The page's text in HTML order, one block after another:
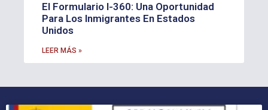
El Formulario I-360: Una Oportunidad
Para Los Inmigrantes En Estados
Unidos
LEER MÁS »